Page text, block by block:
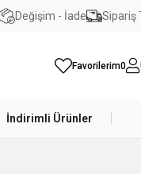
Değişim - İade Sipariş
Favorilerim0
İndirimli Ürünler